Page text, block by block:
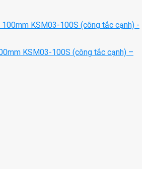
KSM03-100S (công tắc cạnh) –